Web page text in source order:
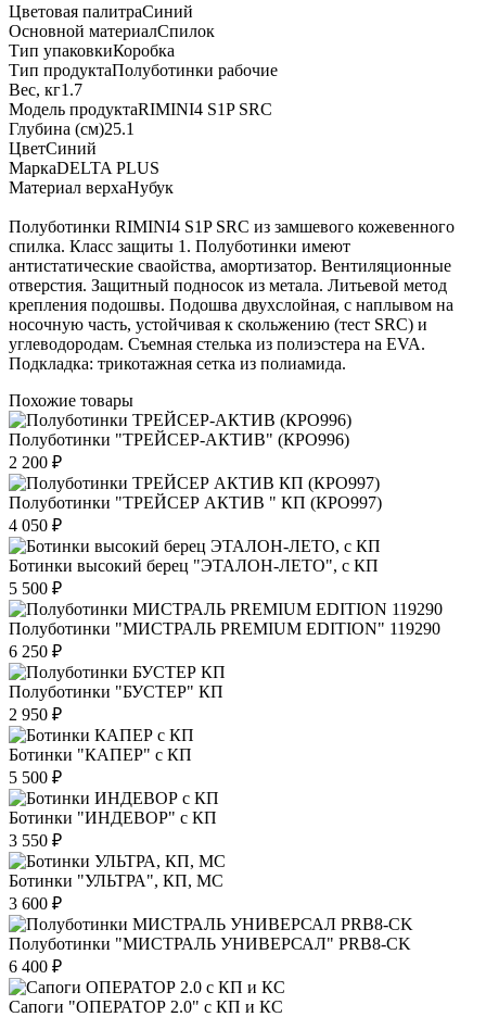
Цветовая палитраСиний
Основной материалСпилок
Тип упаковкиКоробка
Тип продуктаПолуботинки рабочие
Вес, кг1.7
Модель продуктаRIMINI4 S1P SRC
Глубина (см)25.1
ЦветСиний
МаркаDELTA PLUS
Материал верхаНубук
Полуботинки RIMINI4 S1P SRC из замшевого кожевенного
спилка. Класс защиты 1. Полуботинки имеют
антистатические сваойства, амортизатор. Вентиляционные
отверстия. Защитный подносок из метала. Литьевой метод
крепления подошвы. Подошва двухслойная, с наплывом на
носочную часть, устойчивая к скольжению (тест SRC) и
углеводородам. Съемная стелька из полиэстера на EVA.
Подкладка: трикотажная сетка из полиамида.
Похожие товары
Полуботинки "ТРЕЙСЕР-АКТИВ" (КРО996)
2 200 ₽
Полуботинки "ТРЕЙСЕР АКТИВ " КП (КРО997)
4 050 ₽
Ботинки высокий берец "ЭТАЛОН-ЛЕТО", с КП
5 500 ₽
Полуботинки "МИСТРАЛЬ PREMIUM EDITION" 119290
6 250 ₽
Полуботинки "БУСТЕР" КП
2 950 ₽
Ботинки "КАПЕР" с КП
5 500 ₽
Ботинки "ИНДЕВОР" с КП
3 550 ₽
Ботинки "УЛЬТРА", КП, МС
3 600 ₽
Полуботинки "МИСТРАЛЬ УНИВЕРСАЛ" PRB8-CK
6 400 ₽
Сапоги "ОПЕРАТОР 2.0" с КП и КС